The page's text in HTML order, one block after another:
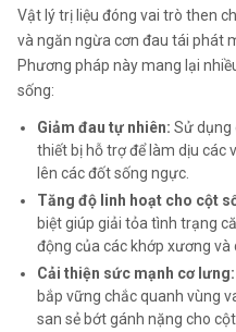
Vật lý trị liệu đóng vai trò then
và ngăn ngừa cơn đau tái phát
Phương pháp này mang lại
sống:
Giảm đau tự nhiên: Sử dụng
thiết bị hỗ trợ để làm dịu các
lên các đốt sống ngực.
Tăng độ linh hoạt cho cột
biệt giúp giải tỏa tình trạng
động của các khớp xương
Cải thiện sức mạnh cơ lưng:
bắp vững chắc quanh vùng
san sẻ bớt gánh nặng cho